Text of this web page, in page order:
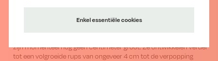
zijn momenteel nog geen centimeter groot. Ze ontwikkelen verder
tot een volgroeide rups van ongeveer 4 cm tot de verpopping
Enkel essentiële cookies